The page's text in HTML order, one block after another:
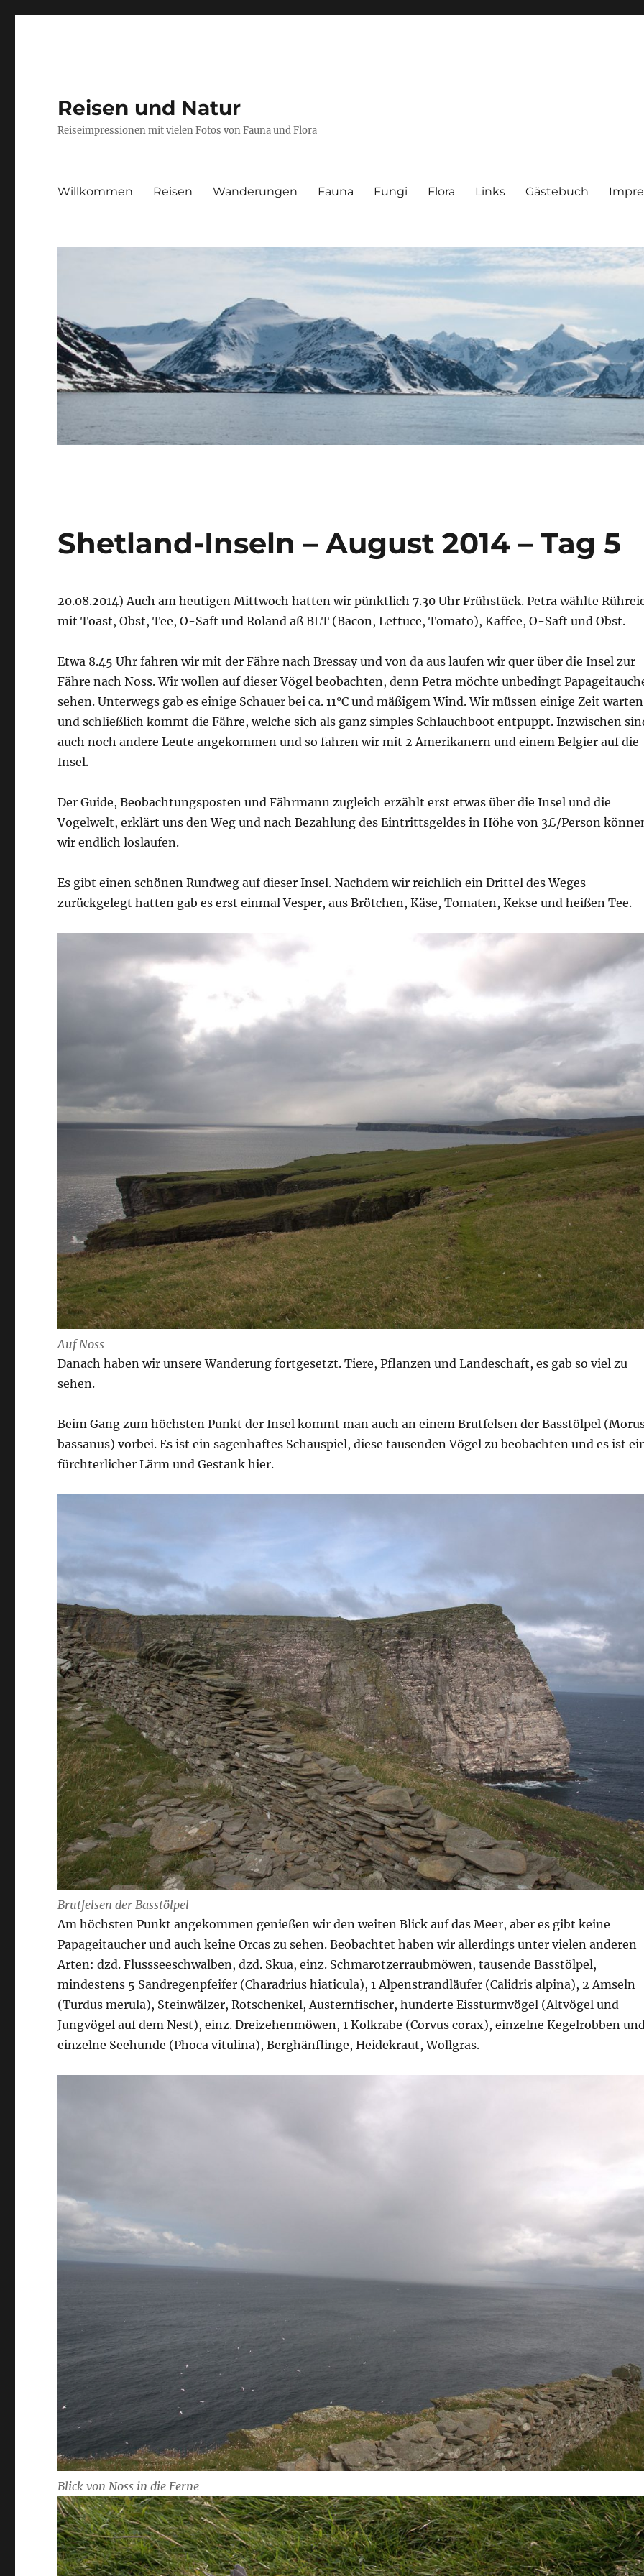
Reisen und Natur
Reiseimpressionen mit vielen Fotos von Fauna und Flora
Willkommen Reisen Wanderungen Fauna Fungi Flora Links Gästebuch
Shetland-Inseln – August 2014 – Tag 5
20.08.2014) Auch am heutigen Mittwoch hatten wir pünktlich 7.30 Uhr Frühstück. Petra wählte
mit Toast, Obst, Tee, O-Saft und Roland aß BLT (Bacon, Lettuce, Tomato), Kaffee, O-Saft und Obst.
Etwa 8.45 Uhr fahren wir mit der Fähre nach Bressay und von da aus laufen wir quer über die Insel zur
Fähre nach Noss. Wir wollen auf dieser Vögel beobachten, denn Petra möchte unbedingt
sehen. Unterwegs gab es einige Schauer bei ca. 11°C und mäßigem Wind. Wir müssen einige Zeit warten
und schließlich kommt die Fähre, welche sich als ganz simples Schlauchboot entpuppt. Inzwischen
auch noch andere Leute angekommen und so fahren wir mit 2 Amerikanern und einem Belgier auf die
Insel.
Der Guide, Beobachtungsposten und Fährmann zugleich erzählt erst etwas über die Insel und die
Vogelwelt, erklärt uns den Weg und nach Bezahlung des Eintrittsgeldes in Höhe von 3£/Person
wir endlich loslaufen.
Es gibt einen schönen Rundweg auf dieser Insel. Nachdem wir reichlich ein Drittel des Weges
zurückgelegt hatten gab es erst einmal Vesper, aus Brötchen, Käse, Tomaten, Kekse und heißen Tee.
Auf Noss
Danach haben wir unsere Wanderung fortgesetzt. Tiere, Pflanzen und Landeschaft, es gab so viel zu
sehen.
Beim Gang zum höchsten Punkt der Insel kommt man auch an einem Brutfelsen der Basstölpel
bassanus) vorbei. Es ist ein sagenhaftes Schauspiel, diese tausenden Vögel zu beobachten und es ist
fürchterlicher Lärm und Gestank hier.
Brutfelsen der Basstölpel
Am höchsten Punkt angekommen genießen wir den weiten Blick auf das Meer, aber es gibt keine
Papageitaucher und auch keine Orcas zu sehen. Beobachtet haben wir allerdings unter vielen anderen
Arten: dzd. Flussseeschwalben, dzd. Skua, einz. Schmarotzerraubmöwen, tausende Basstölpel,
mindestens 5 Sandregenpfeifer (Charadrius hiaticula), 1 Alpenstrandläufer (Calidris alpina), 2 Amseln
(Turdus merula), Steinwälzer, Rotschenkel, Austernfischer, hunderte Eissturmvögel (Altvögel und
Jungvögel auf dem Nest), einz. Dreizehenmöwen, 1 Kolkrabe (Corvus corax), einzelne Kegelrobben
einzelne Seehunde (Phoca vitulina), Berghänflinge, Heidekraut, Wollgras.
Blick von Noss in die Ferne